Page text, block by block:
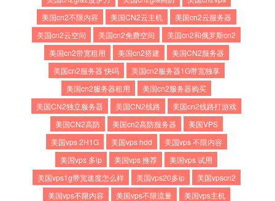
美国cn2不限内容
美国CN2云主机
美国cn2云服务器
美国cn2云空间
美国cn2免费空间
美国cn2和俄罗斯cn2
美国cn2带宽租用
美国cn2搭建
美国CN2服务器
美国cn2服务器 快吗
美国cn2服务器1G带宽独享
美国cn2服务器租用
美国cn2服务器购买
美国CN2独立服务器
美国CN2线路
美国cn2线路打游戏
美国CN2高防
美国cn2高防服务器
美国VPS
美国vps 2H1G
美国vps hdd
美国vps 不限内容
美国vps 多ip
美国vps 推荐
美国vps 试用
美国vps1g带宽速度怎么样
美国vps20多ip
美国vpscn2
美国vps不限内容
美国vps不限流量
美国vps主机